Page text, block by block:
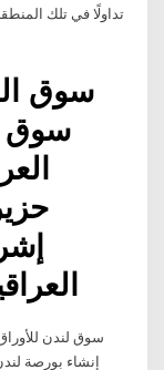
تداولًا في تلك
سوق
سوق